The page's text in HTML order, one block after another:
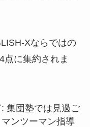
Xならではの
点に集約されま
: 集団塾では見過ご
ンツーマン指導